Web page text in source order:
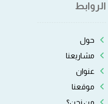
الروابط
حول
مشاريعنا
عنوان
موقعنا
من نحن؟